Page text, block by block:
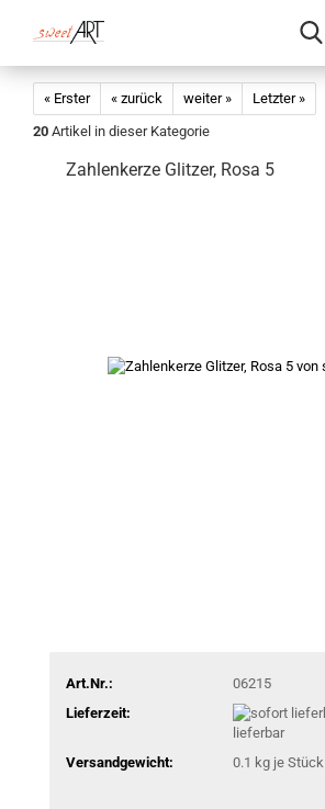
« Erster « zurück weiter »
Letzter »
20 Artikel in dieser Kategorie
Zahlenkerze Glitzer, Rosa 5
Art.Nr.:
06215
Lieferzeit:
lieferbar
Versandgewicht:
0.1 kg je Stück